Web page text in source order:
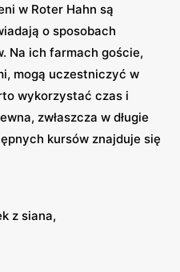
w Roter Hahn są
o sposobach
Na ich farmach goście,
mogą uczestniczyć w
wykorzystać czas i
zwłaszcza w długie
kursów znajduje się
z siana,